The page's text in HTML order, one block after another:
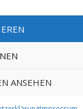
ANSEHEN